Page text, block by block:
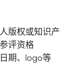
版权或知识产
评资格
期、logo等